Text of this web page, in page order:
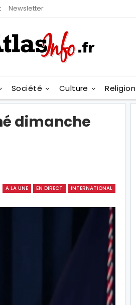
Newsletter
Société Culture Religion
dimanche
A LA UNE EN DIRECT INTERNATIONAL